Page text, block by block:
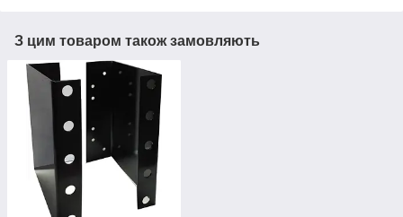
З цим товаром також замовляють